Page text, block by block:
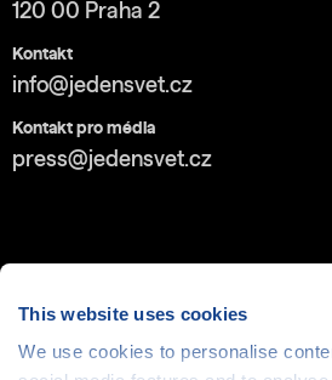
This website uses cookies
We use cookies to personalise
120 00 Praha 2
Kontakt
info@jedensvet.cz
Kontakt pro média
press@jedensvet.cz